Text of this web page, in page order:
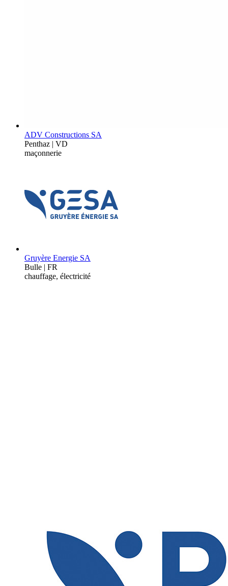
ADV Constructions SA
Penthaz | VD
maçonnerie
Gruyère Energie SA
Bulle | FR
chauffage, électricité